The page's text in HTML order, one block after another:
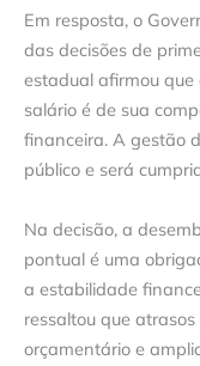
Em resposta, o
das decisões de
estadual afirmou
salário é de sua
financeira. A gestão
público e será
Na decisão, a
pontual é uma
a estabilidade
ressaltou que
orçamentário e